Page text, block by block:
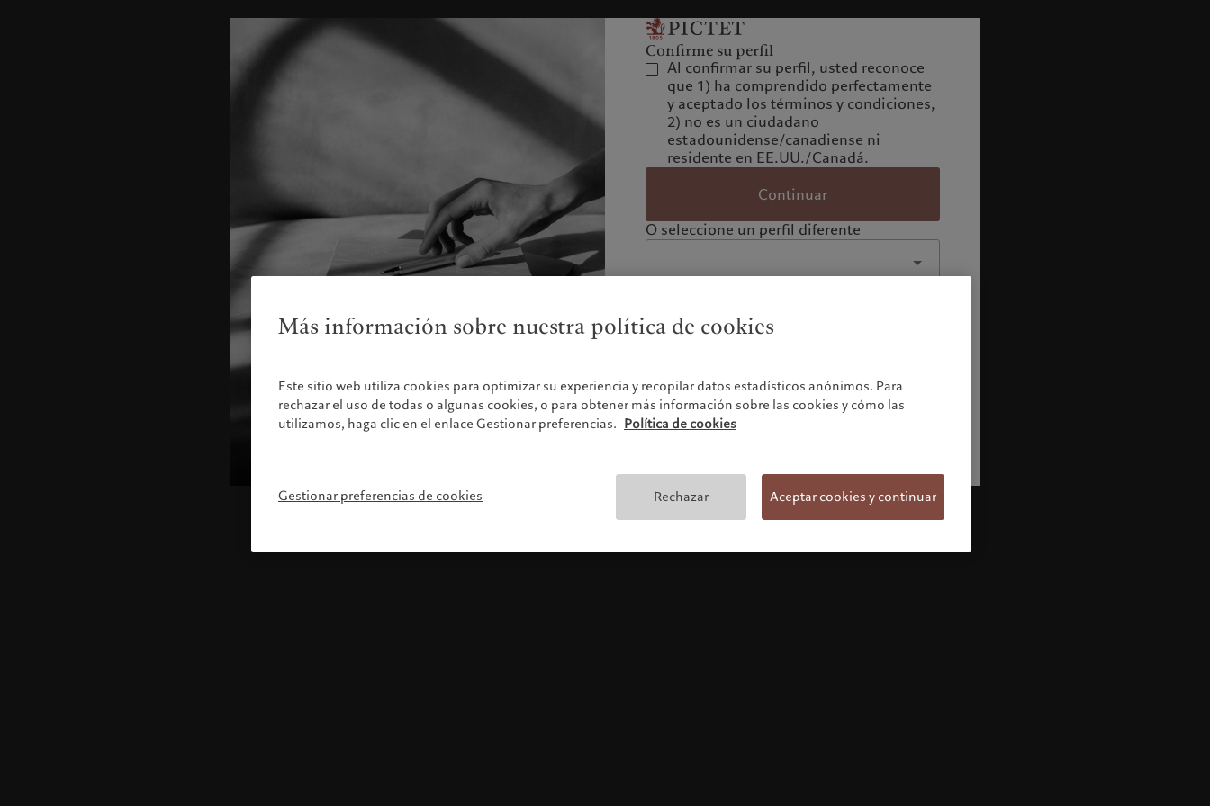
Confirme su perfil
Al confirmar su perfil, usted reconoce
que 1) ha comprendido perfectamente
y aceptado los términos y condiciones,
2) no es un ciudadano
estadounidense/canadiense ni
residente en EE.UU./Canadá.
Continuar
O seleccione un perfil diferente
Términos y condiciones
Más información sobre nuestra política de cookies
Este sitio web utiliza cookies para optimizar su experiencia y recopilar datos estadísticos anónimos. Para
rechazar el uso de todas o algunas cookies, o para obtener más información sobre las cookies y cómo las
utilizamos, haga clic en el enlace Gestionar preferencias. Política de cookies
Gestionar preferencias de cookies Rechazar Aceptar cookies y continuar